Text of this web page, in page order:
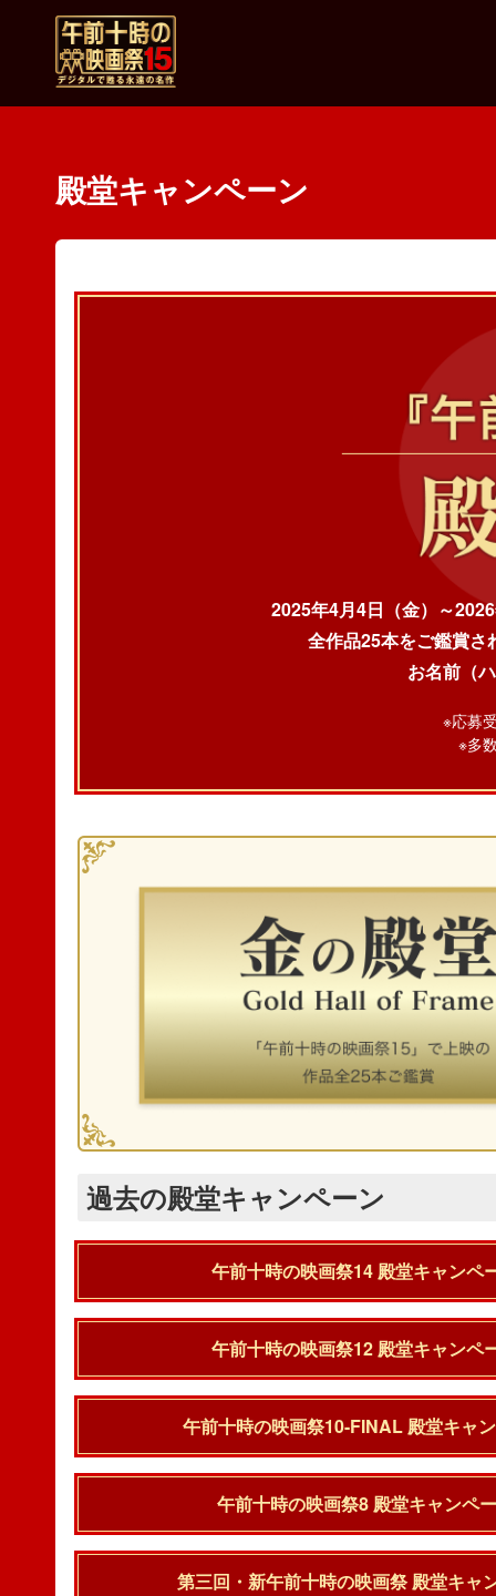
殿堂キャンペーン
2025年4月4日（金）～
全作品25本をご鑑賞さ
お名前（
※応募
※多
過去の殿堂キャンペーン
午前十時の映画祭14 殿堂キャンペ
午前十時の映画祭12 殿堂キャンペ
午前十時の映画祭10-FINAL 殿堂キャ
午前十時の映画祭8 殿堂キャンペ
第三回・新午前十時の映画祭 殿堂キャ